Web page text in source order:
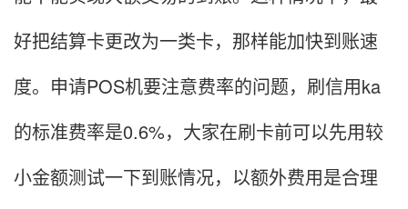
好把结算卡更改为一类卡，那样能加快到账速
度。申请POS机要注意费率的问题，刷信用ka
的标准费率是0.6%，大家在刷卡前可以先用较
小金额测试一下到账情况，以额外费用是合理